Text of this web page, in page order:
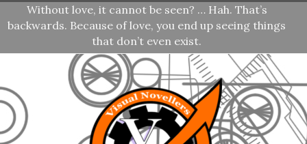
to
content
Without love, it cannot be seen? … Hah. That’s
backwards. Because of love, you end up seeing things
that don’t even exist.
—Furudo Erika, Umineko No Naku Koro Ni
Prochaine citation »